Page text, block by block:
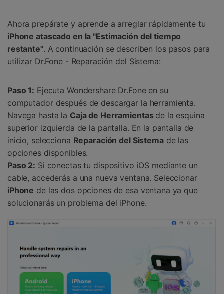
Ahora prepárate y aprende a arreglar rápidamente tu
iPhone atascado en la "Estimación del tiempo
restante". A continuación se describen los pasos para
utilizar Dr.Fone - Reparación del Sistema:
Paso 1: Ejecuta Wondershare Dr.Fone en su
computador después de descargar la herramienta.
Navega hasta la Caja de Herramientas de la esquina
superior izquierda de la pantalla. En la pantalla de
inicio, selecciona Reparación del Sistemade las
opciones disponibles.
Paso 2: Si conectas tu dispositivo iOS mediante un
cable, accederás a una nueva ventana. Seleccionar
iPhone de las dos opciones de esa ventana ya que
solucionarás un problema del iPhone.